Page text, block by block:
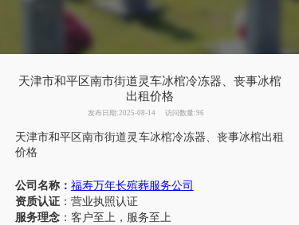
天津市和平区南市街道灵车冰棺冷冻器、丧事冰棺
出租价格
发布日期:2025-08-14 访问数量:96
天津市和平区南市街道 灵车冰棺冷冻器、丧事冰棺出租
价格
公司名称： 福寿万年长殡葬服务公司
资质认证：营业执照认证
服务理念：客户至上，服务至上